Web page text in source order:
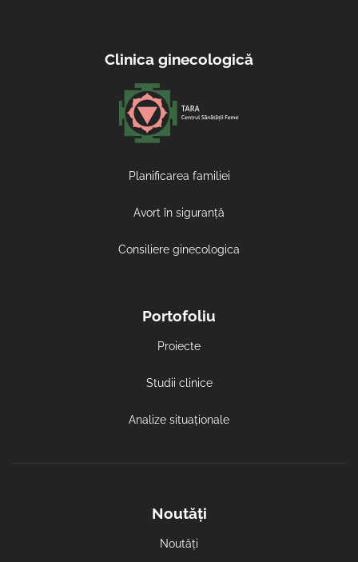
Clinica ginecologică
Planificarea familiei
Avort în siguranță
Consiliere ginecologica
Portofoliu
Proiecte
Studii clinice
Analize situaționale
Noutăți
Noutăți